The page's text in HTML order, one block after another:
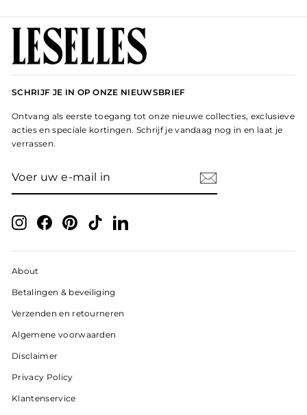
SCHRIJF JE IN OP ONZE NIEUWSBRIEF
Ontvang als eerste toegang tot onze nieuwe collecties, exclusieve
acties en speciale kortingen. Schrijf je vandaag nog in en laat je
verrassen.
UW
InstagramFacebookPinterestTikTokLinkedIn
About
Betalingen & beveiliging
Verzenden en retourneren
Algemene voorwaarden
Disclaimer
Privacy Policy
Klantenservice